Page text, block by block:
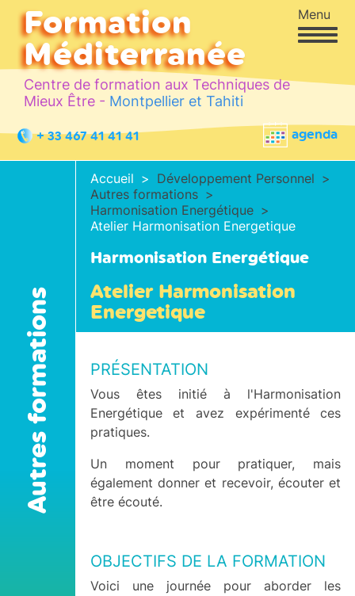
Formation
Méditerranée
Centre de formation aux Techniques de
Mieux Être - Montpellier et Tahiti
Menu
+ 33 467 41 41 41 agenda
Autres formations
Accueil
Développement Personnel
Autres formations
Harmonisation Energétique
Atelier Harmonisation Energetique
Harmonisation Energétique
Atelier Harmonisation
Energetique
PRÉSENTATION
Vous êtes initié à l'Harmonisation
Energétique et avez expérimenté ces
pratiques.
Un moment pour pratiquer, mais
également donner et recevoir, écouter et
être écouté.
OBJECTIFS DE LA FORMATION
Voici une journée pour aborder les